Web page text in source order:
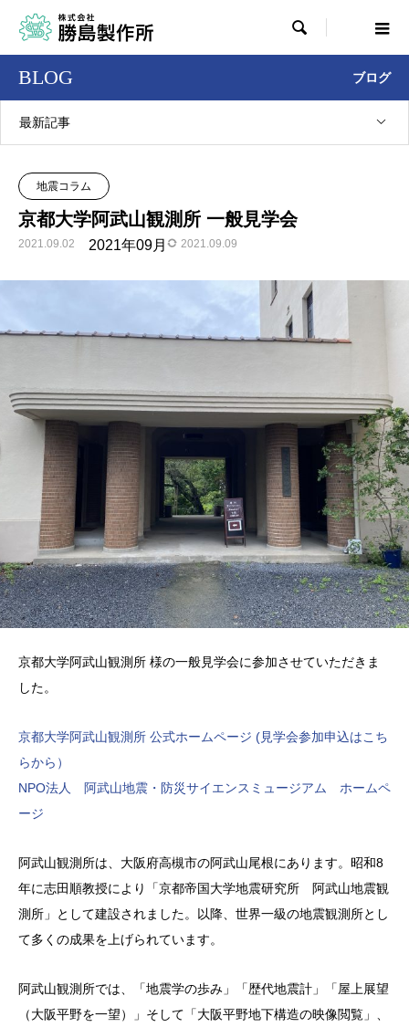

BLOG ブログ
最新記事
地震コラム
京都大学阿武山観測所 一般見学会
2021.09.02 2021年09月 2021.09.09
京都大学阿武山観測所 様の一般見学会に参加させていただきま
した。
京都大学阿武山観測所 公式ホームページ (見学会参加申込はこち
らから）
NPO法人 阿武山地震・防災サイエンスミュージアム ホームペ
ージ
阿武山観測所は、大阪府高槻市の阿武山尾根にあります。昭和8
年に志田順教授により「京都帝国大学地震研究所 阿武山地震観
測所」として建設されました。以降、世界一級の地震観測所とし
て多くの成果を上げられています。
阿武山観測所では、「地震学の歩み」「歴代地震計」「屋上展望
（大阪平野を一望）」そして「大阪平野地下構造の映像閲覧」、